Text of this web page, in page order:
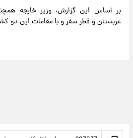
بر اساس این گزارش، وزیر خارجه
عربستان و قطر سفر و با مقامات این دو